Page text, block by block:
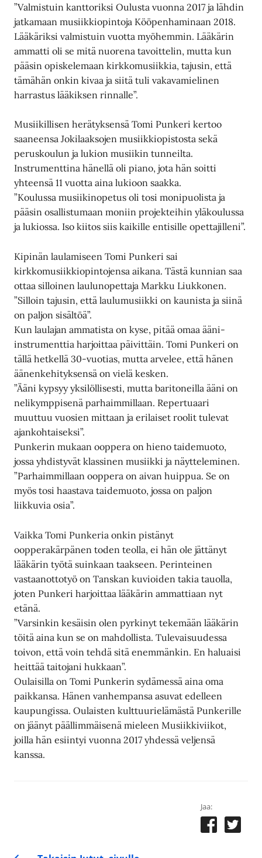
”Valmistuin kanttoriksi Oulusta vuonna 2017 ja lähdin
jatkamaan musiikkiopintoja Kööpenhaminaan 2018.
Lääkäriksi valmistuin vuotta myöhemmin. Lääkärin
ammatti oli se mitä nuorena tavoittelin, mutta kun
pääsin opiskelemaan kirkkomusiikkia, tajusin, että
tämähän onkin kivaa ja siitä tuli vakavamielinen
harrastus lääkiksen rinnalle”.
Musiikillisen herätyksensä Tomi Punkeri kertoo
saaneensa Jokilaaksojen musiikkiopistosta sekä
peruskoulun ja lukion musiikin tunneilta.
Instrumenttina hänellä oli piano, jota hän soitti
yhteensä 11 vuotta aina lukioon saakka.
”Koulussa musiikinopetus oli tosi monipuolista ja
pääsin osallistumaan moniin projekteihin yläkoulussa
ja lukiossa. Iso kiitos siis kaikille entisille opettajilleni”.
Kipinän laulamiseen Tomi Punkeri sai
kirkkomusiikkiopintojensa aikana. Tästä kunnian saa
ottaa silloinen laulunopettaja Markku Liukkonen.
”Silloin tajusin, että laulumusiikki on kaunista ja siinä
on paljon sisältöä”.
Kun laulajan ammatista on kyse, pitää omaa ääni-
instrumenttia harjoittaa päivittäin. Tomi Punkeri on
tällä hetkellä 30-vuotias, mutta arvelee, että hänen
äänenkehityksensä on vielä kesken.
”Ääni kypsyy yksilöllisesti, mutta baritoneilla ääni on
nelikymppisenä parhaimmillaan. Repertuaari
muuttuu vuosien mittaan ja erilaiset roolit tulevat
ajankohtaiseksi”.
Punkerin mukaan ooppera on hieno taidemuoto,
jossa yhdistyvät klassinen musiikki ja näytteleminen.
”Parhaimmillaan ooppera on aivan huippua. Se on
myös tosi haastava taidemuoto, jossa on paljon
liikkuvia osia”.
Vaikka Tomi Punkeria onkin pistänyt
oopperakärpänen toden teolla, ei hän ole jättänyt
lääkärin työtä suinkaan taakseen. Perinteinen
vastaanottotyö on Tanskan kuvioiden takia tauolla,
joten Punkeri harjoittaa lääkärin ammattiaan nyt
etänä.
”Varsinkin kesäisin olen pyrkinyt tekemään lääkärin
töitä aina kun se on mahdollista. Tulevaisuudessa
toivon, että voin tehdä sitä enemmänkin. En haluaisi
heittää taitojani hukkaan”.
Oulaisilla on Tomi Punkerin sydämessä aina oma
paikkansa. Hänen vanhempansa asuvat edelleen
kaupungissa. Oulaisten kulttuurielämästä Punkerille
on jäänyt päällimmäisenä mieleen Musiikkiviikot,
joilla hän esiintyi vuonna 2017 yhdessä veljensä
kanssa.
Jaa: